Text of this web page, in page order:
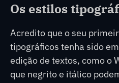
Os estilos
Acredito que o seu
tipográficos tenha sido
edição de textos, como o
que negrito e itálico